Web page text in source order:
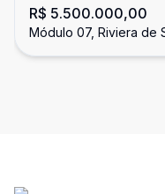
padrão, 3 suítes,
de São Lourenço.
R$ 5.500.000,00
Módulo 07, Riviera de